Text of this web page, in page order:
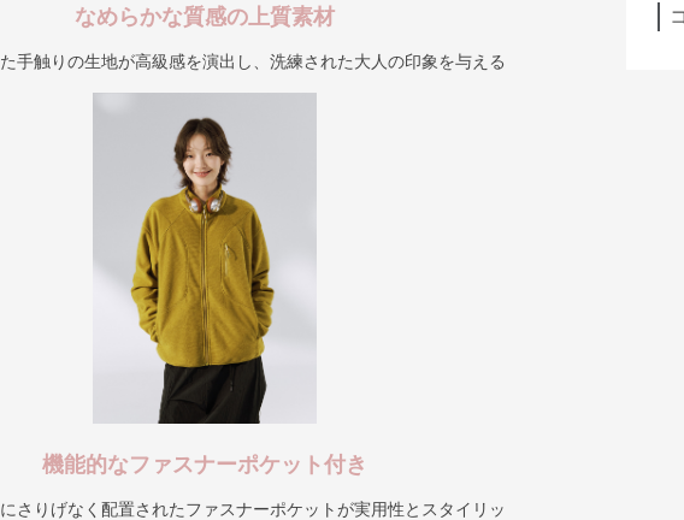
なめらかな質感の上質素材
手触りの生地が高級感を演出し、洗練された大人の印象を与える
機能的なファスナーポケット付き
さりげなく配置されたファスナーポケットが実用性とスタイリッ